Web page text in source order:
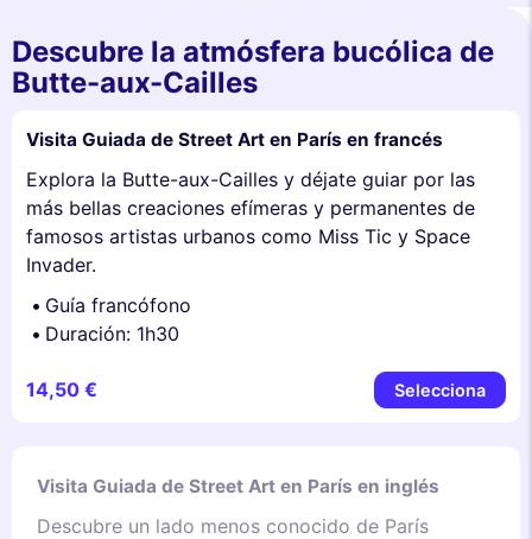
Descubre la atmósfera bucólica de
Butte-aux-Cailles
Visita Guiada de Street Art en París en francés
Explora la Butte-aux-Cailles y déjate guiar por las
más bellas creaciones efímeras y permanentes de
famosos artistas urbanos como Miss Tic y Space
Invader.
Guía francófono
Duración: 1h30
14,50 € Selecciona
Visita Guiada de Street Art en París en inglés
Descubre un lado menos conocido de París